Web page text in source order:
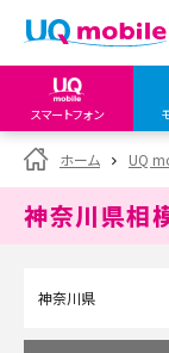
スマートフォン
my UQ
UQ
My UQ
データチ
UQ
オンライ
UQ
UQ
販売店舗
UQ
ホーム UQ
神奈川県相